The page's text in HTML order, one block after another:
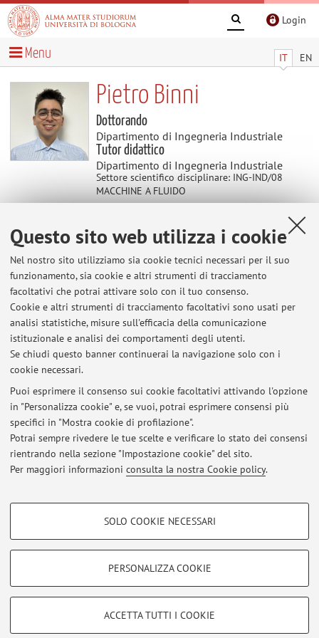
Questo sito web utilizza i cookie
Nel nostro sito utilizziamo sia cookie tecnici necessari per il suo
funzionamento, sia cookie e altri strumenti di tracciamento
facoltativi che potrai attivare solo con il tuo consenso.
Cookie e altri strumenti di tracciamento facoltativi sono usati per
analisi statistiche, misure sull'efficacia della comunicazione
istituzionale e analisi dei comportamenti degli utenti.
Se chiudi questo banner continuerai la navigazione solo con i
cookie necessari.
Puoi esprimere il consenso sui cookie facoltativi attivando l'opzione
in "Personalizza cookie" e, se vuoi, potrai esprimere consensi più
specifici in "Mostra cookie di profilazione".
Potrai sempre rivedere le tue scelte e verificare lo stato dei consensi
rientrando nella sezione "Impostazione cookie" del sito.
Per maggiori informazioni consulta la nostra Cookie policy.
COOKIE DI PROFILAZIONE - FACOLTATIVI
COOKIE TECNICI - NECESSARI
SOLO COOKIE NECESSARI
PERSONALIZZA COOKIE
ACCETTA TUTTI I COOKIE
Login
IT EN
Menu
Pietro Binni
Dottorando
Dipartimento di Ingegneria Industriale
Tutor didattico
Dipartimento di Ingegneria Industriale
Settore scientifico disciplinare: ING-IND/08
MACCHINE A FLUIDO
Contatti
E-mail: pietro.binni2@unibo.it
Dipartimento di Ingegneria Industriale
Viale del Risorgimento 2, Bologna -
Vai alla mappa
Ultimi avvisi
Al momento non sono presenti avvisi.
Area riservata
Accedi tramiteloginper gestire tutti i contenuti del sito.
Zamboni, 33 - 40126 Bologna - Partita IVA: 01131710376